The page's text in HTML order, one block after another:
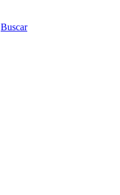
Buscar